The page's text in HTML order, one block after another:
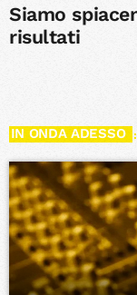
Siamo
risultati
IN ONDA ADESSO